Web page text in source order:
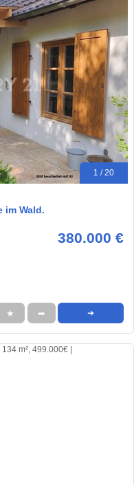
1 / 20
im Wald.
380.000 €
★ ➦ ➜